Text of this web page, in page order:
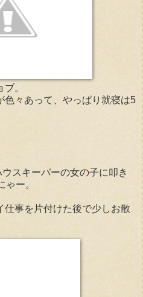
。
色々あって、やっぱり就寝は5
スキーパーの女の子に叩き
ー。
事を片付けた後で少しお散